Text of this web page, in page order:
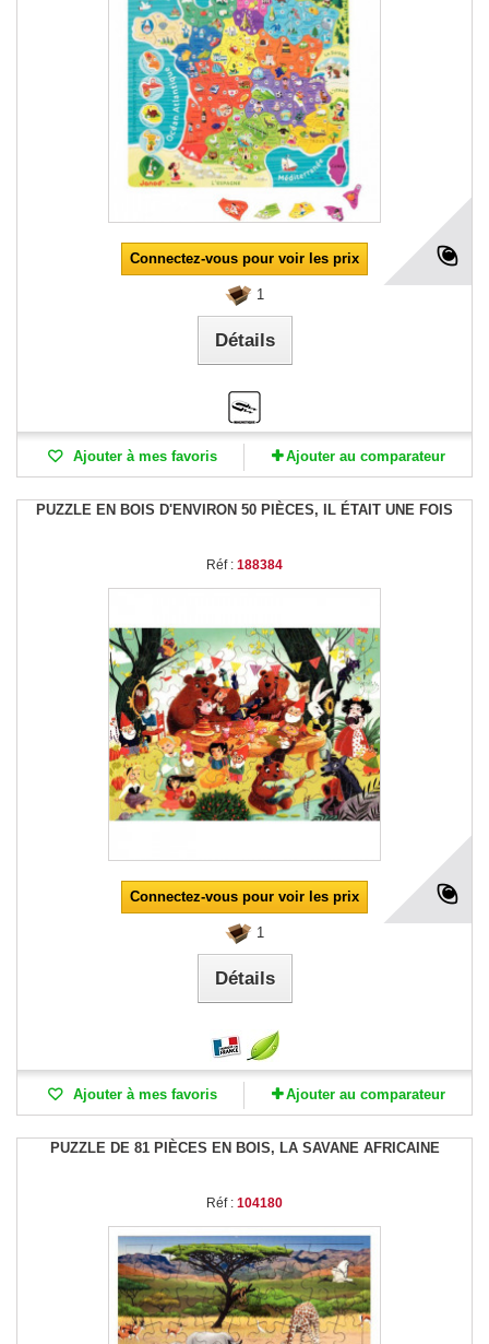
Connectez-vous pour voir les prix
1
Détails
Ajouter à mes favoris Ajouter au comparateur
PUZZLE EN BOIS D'ENVIRON 50 PIÈCES, IL ÉTAIT UNE FOIS
Réf : 188384
Connectez-vous pour voir les prix
1
Détails
Ajouter à mes favoris Ajouter au comparateur
PUZZLE DE 81 PIÈCES EN BOIS, LA SAVANE AFRICAINE
Réf : 104180